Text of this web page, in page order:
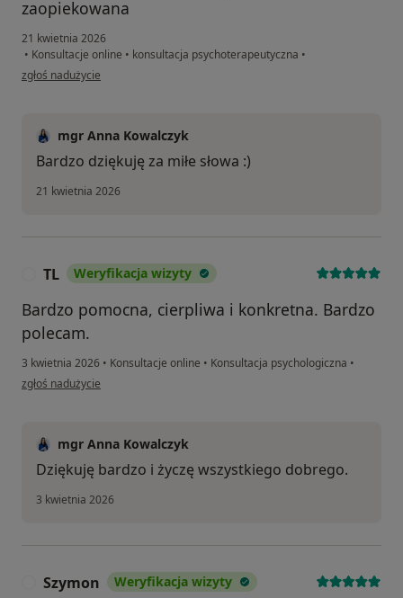
zaopiekowana
21 kwietnia 2026
• Konsultacje online • konsultacja psychoterapeutyczna •
w opinii użytkownika Justyna
zgłoś nadużycie
mgr Anna Kowalczyk
Bardzo dziękuję za miłe słowa :)
21 kwietnia 2026
TL Weryfikacja wizyty
Bardzo pomocna, cierpliwa i konkretna. Bardzo
polecam.
3 kwietnia 2026 • Konsultacje online • Konsultacja psychologiczna •
w opinii użytkownika TL
zgłoś nadużycie
mgr Anna Kowalczyk
Dziękuję bardzo i życzę wszystkiego dobrego.
3 kwietnia 2026
Szymon Weryfikacja wizyty